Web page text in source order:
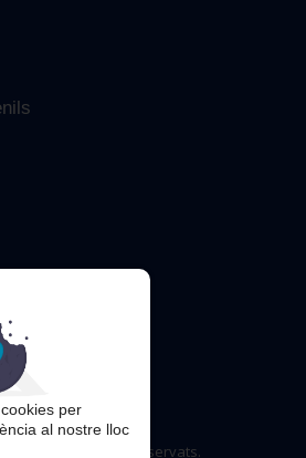
Tots els drets reservats.
per
al nostre lloc